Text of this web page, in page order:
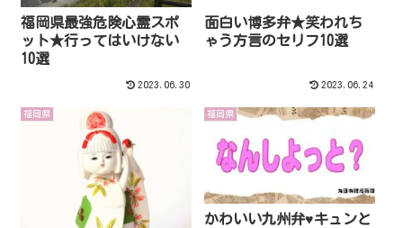
福岡県最強危険心霊スポ
ット★行ってはいけない
10選
2023.06.30
面白い博多弁★笑われち
ゃう方言のセリフ10選
2023.06.24
福岡県 福岡県
かわいい九州弁♥キュンと